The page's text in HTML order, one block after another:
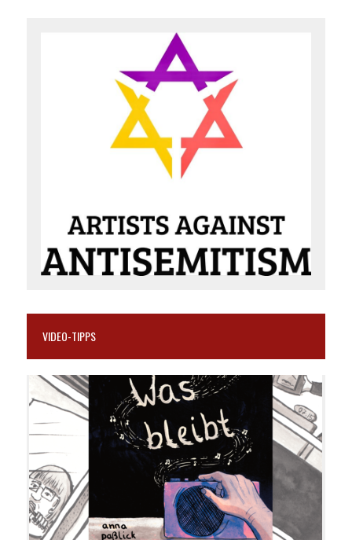
VIDEO-TIPPS